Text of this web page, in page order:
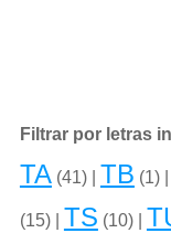
Filtrar por letras
TA(41) | TB (1) |
(15) | TS (10) |